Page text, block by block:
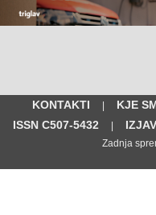
KONTAKTI | KJE
ISSN C507-5432
|
Zadnja